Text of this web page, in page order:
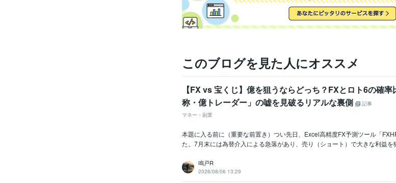
このブログを見た人にオススメ
【FX vs 宝くじ】億を狙うならどっち？FXとロト6の確率
称・億トレーダー」の嘘を見破るリアルな裏側
記事
マネー・副業
本題に入る前に（重要な前置き）つい先日、Excel高精度FX予測ツール「
た。7月末には為替介入による急落があり、売り（ショート）で大きな利益を
鳴戸R
2026/08/06 13:29